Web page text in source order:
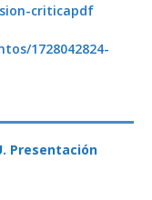
criticapdf
1728042824-
Presentación